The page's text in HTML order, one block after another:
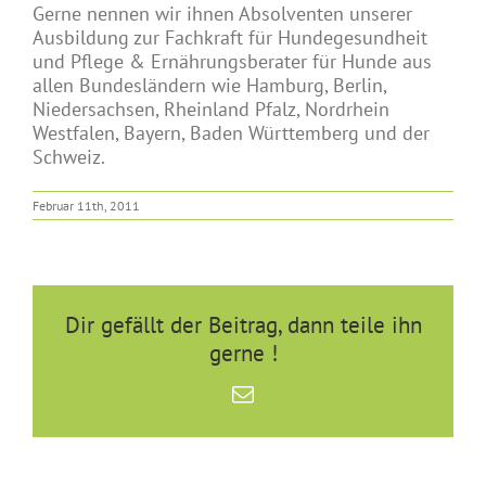
Gerne nennen wir ihnen Absolventen unserer
Ausbildung zur Fachkraft für Hundegesundheit
und Pflege & Ernährungsberater für Hunde aus
allen Bundesländern wie Hamburg, Berlin,
Niedersachsen, Rheinland Pfalz, Nordrhein
Westfalen, Bayern, Baden Württemberg und der
Schweiz.
Februar 11th, 2011
Dir gefällt der Beitrag, dann teile ihn
gerne !
E-